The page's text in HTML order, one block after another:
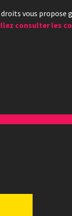
vous propose
consulter les